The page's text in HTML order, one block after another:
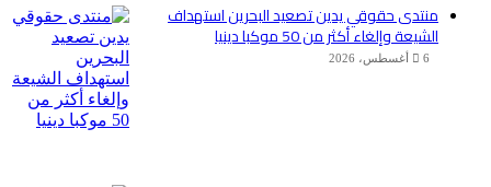
منتدى حقوقي يدين تصعيد البحرين استهداف
الشيعة وإلغاء أكثر من 50 موكبا دينيا
6 أغسطس، 2026